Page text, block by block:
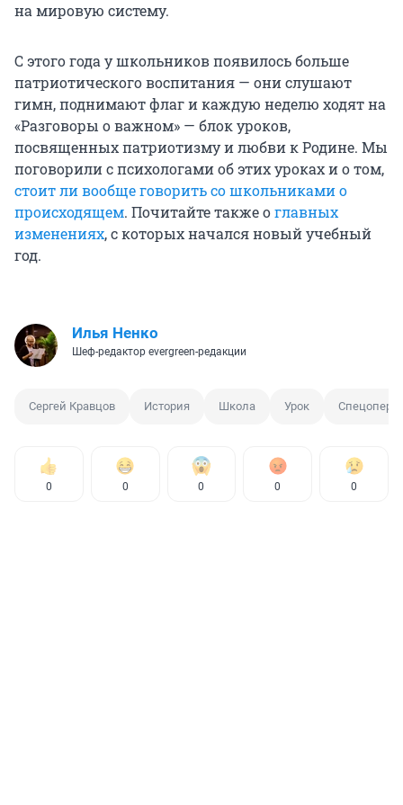
на мировую систему.
С этого года у школьников появилось больше
патриотического воспитания — они слушают
гимн, поднимают флаг и каждую неделю ходят на
«Разговоры о важном» — блок уроков,
посвященных патриотизму и любви к Родине. Мы
поговорили с психологами об этих уроках и о том,
стоит ли вообще говорить со школьниками о
происходящем. Почитайте также оглавных
изменениях, с которых начался новый учебный
год.
Илья Ненко
Шеф-редактор evergreen-редакции
Сергей Кравцов История Школа Урок
0 0 0 0 0